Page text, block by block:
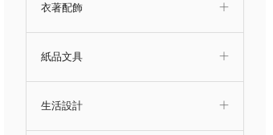
衣著配飾
紙品文具
生活設計